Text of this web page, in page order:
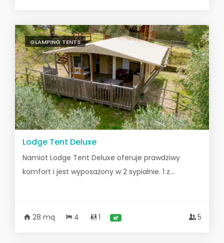
GLAMPING TENTS
Lodge Tent Deluxe
Namiot Lodge Tent Deluxe oferuje prawdziwy
komfort i jest wyposażony w 2 sypialnie. 1 z...
28 mq 4 1 5